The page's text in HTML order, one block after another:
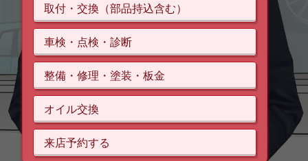
取付・交換（部品持込含む）
車検・点検・診断
整備・修理・塗装・板金
オイル交換
来店予約する